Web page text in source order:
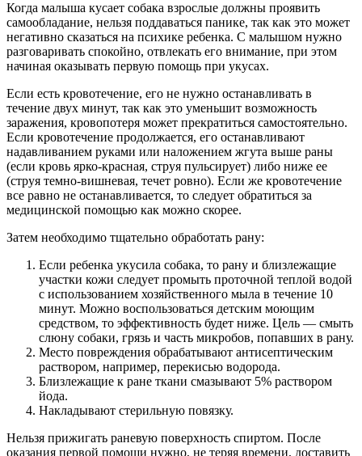
Когда малыша кусает собака взрослые должны проявить
самообладание, нельзя поддаваться панике, так как это может
негативно сказаться на психике ребенка. С малышом нужно
разговаривать спокойно, отвлекать его внимание, при этом
начиная оказывать первую помощь при укусах.
Если есть кровотечение, его не нужно останавливать в
течение двух минут, так как это уменьшит возможность
заражения, кровопотеря может прекратиться самостоятельно.
Если кровотечение продолжается, его останавливают
надавливанием руками или наложением жгута выше раны
(если кровь ярко-красная, струя пульсирует) либо ниже ее
(струя темно-вишневая, течет ровно). Если же кровотечение
все равно не останавливается, то следует обратиться за
медицинской помощью как можно скорее.
Затем необходимо тщательно обработать рану:
Если ребенка укусила собака, то рану и близлежащие
участки кожи следует промыть проточной теплой водой
с использованием хозяйственного мыла в течение 10
минут. Можно воспользоваться детским моющим
средством, то эффективность будет ниже. Цель — смыть
слюну собаки, грязь и часть микробов, попавших в рану.
Место повреждения обрабатывают антисептическим
раствором, например, перекисью водорода.
Близлежащие к ране ткани смазывают 5% раствором
йода.
Накладывают стерильную повязку.
Нельзя прижигать раневую поверхность спиртом. После
оказания первой помощи нужно, не теряя времени, доставить